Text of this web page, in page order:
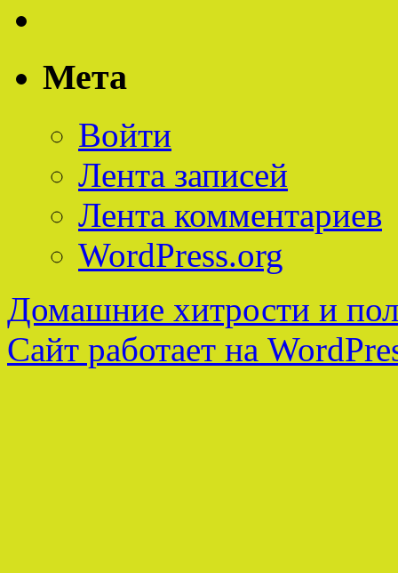
Мета
Войти
Лента записей
Лента комментариев
WordPress.org
Домашние хитрости и
Сайт работает на